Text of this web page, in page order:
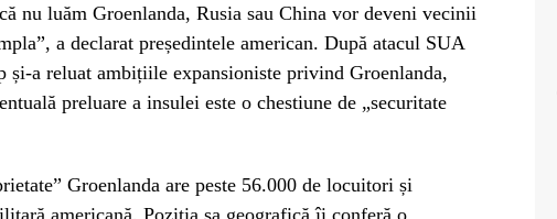
nu luăm Groenlanda, Rusia sau China vor deveni vecinii
a declarat președintele american. După atacul SUA
și-a reluat ambițiile expansioniste privind Groenlanda,
preluare a insulei este o chestiune de „securitate
Groenlanda are peste 56.000 de locuitori și
americană. Poziția sa geografică îi conferă o